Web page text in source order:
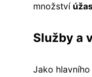
množství
Služby a
Jako